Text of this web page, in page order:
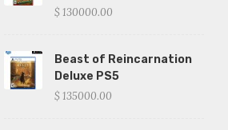
$ 130000.00
Beast of Reincarnation
Deluxe PS5
$ 135000.00